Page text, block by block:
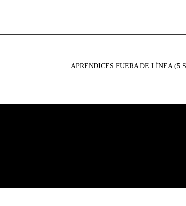
APRENDICES FUERA DE LÍNEA (5